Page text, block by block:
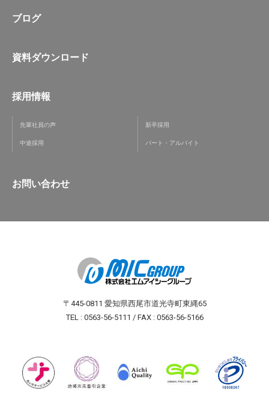
ブログ
資料ダウンロード
採用情報
先輩社員の声 新卒採用
中途採用 パート・アルバイト
お問い合わせ
〒445-0811 愛知県西尾市道光寺町東縄65
TEL : 0563-56-5111 / FAX : 0563-56-5166